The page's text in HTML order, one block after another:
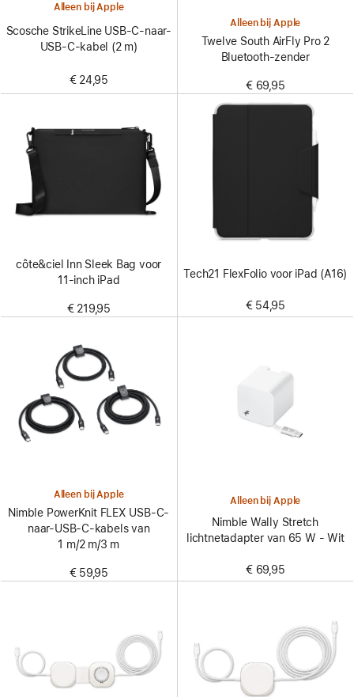
Alleen bij Apple
Scosche StrikeLine USB-C-naar-
USB-C-kabel (2 m)
€ 24,95
Alleen bij Apple
Twelve South AirFly Pro 2
Bluetooth-zender
€ 69,95
côte&ciel Inn Sleek Bag voor
11‑inch iPad
€ 219,95
Tech21 FlexFolio voor iPad (A16)
€ 54,95
Alleen bij Apple
Nimble PowerKnit FLEX USB‑C-
naar-USB-C-kabels van
1 m/2 m/3 m
€ 59,95
Alleen bij Apple
Nimble Wally Stretch
lichtnetadapter van 65 W - Wit
€ 69,95